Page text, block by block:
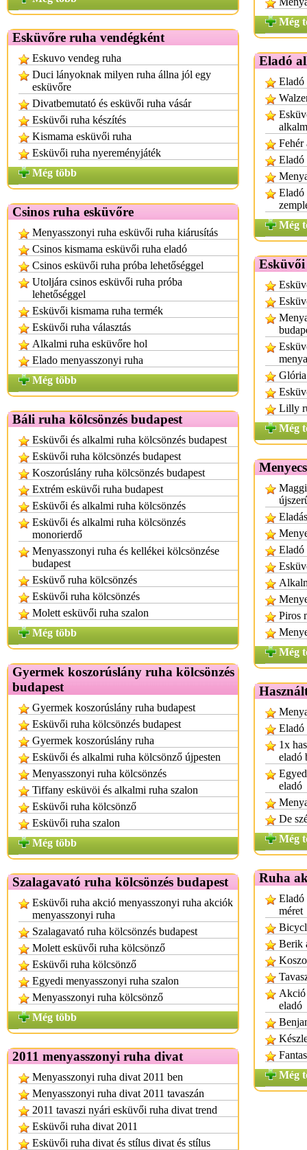
Esküvőre ruha vendégként
Eskuvo vendeg ruha
Duci lányoknak milyen ruha állna jól egy
esküvőre
Divatbemutató és esküvői ruha vásár
Esküvői ruha készítés
Kismama esküvői ruha
Esküvői ruha nyereményjáték
Még több
Csinos ruha esküvőre
Menyasszonyi ruha esküvői ruha kiárusítás
Csinos kismama esküvői ruha eladó
Csinos esküvői ruha próba lehetőséggel
Utoljára csinos esküvői ruha próba
lehetőséggel
Esküvői kismama ruha termék
Esküvői ruha választás
Alkalmi ruha esküvőre hol
Elado menyasszonyi ruha
Még több
Báli ruha kölcsönzés budapest
Esküvői és alkalmi ruha kölcsönzés budapest
Esküvői ruha kölcsönzés budapest
Koszorúslány ruha kölcsönzés budapest
Extrém esküvői ruha budapest
Esküvői és alkalmi ruha kölcsönzés
Esküvői és alkalmi ruha kölcsönzés
monorierdő
Menyasszonyi ruha és kellékei kölcsönzése
budapest
Esküvő ruha kölcsönzés
Esküvői ruha kölcsönzés
Molett esküvői ruha szalon
Még több
Gyermek koszorúslány ruha kölcsönzés
budapest
Gyermek koszorúslány ruha budapest
Esküvői ruha kölcsönzés budapest
Gyermek koszorúslány ruha
Esküvői és alkalmi ruha kölcsönző újpesten
Menyasszonyi ruha kölcsönzés
Tiffany esküvöi és alkalmi ruha szalon
Esküvői ruha kölcsönző
Esküvői ruha szalon
Még több
Szalagavató ruha kölcsönzés budapest
Esküvői ruha akció menyasszonyi ruha akciók
menyasszonyi ruha
Szalagavató ruha kölcsönzés budapest
Molett esküvői ruha kölcsönző
Esküvői ruha kölcsönző
Egyedi menyasszonyi ruha szalon
Menyasszonyi ruha kölcsönző
Még több
2011 menyasszonyi ruha divat
Menyasszonyi ruha divat 2011 ben
Menyasszonyi ruha divat 2011 tavaszán
2011 tavaszi nyári esküvői ruha divat trend
Esküvői ruha divat 2011
Esküvői ruha divat és stílus divat és stílus
Még
Eladó
Eladó
Fehér
Eladó
Eladó
Még
Esküvői
Lilly
Még
Eladó
Piros
Még
Eladó
1x
eladó
eladó
De
Még
Ruha
Eladó
méret
Berik
Akció
eladó
Még